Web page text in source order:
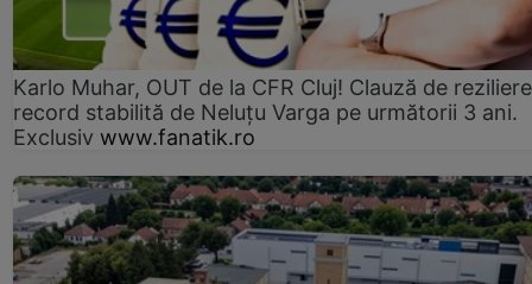
Karlo Muhar, OUT de la CFR Cluj! Clauză de reziliere
record stabilită de Neluțu Varga pe următorii 3 ani.
Exclusiv www.fanatik.ro